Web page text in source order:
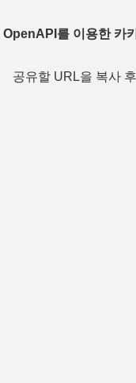
OpenAPI를 이용한 카
공유할 URL을 복사